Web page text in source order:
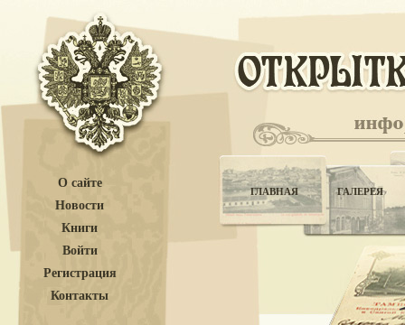
О сайте
Новости
Книги
Войти
Регистрация
Контакты
ГЛАВНАЯ ГАЛЕРЕЯ